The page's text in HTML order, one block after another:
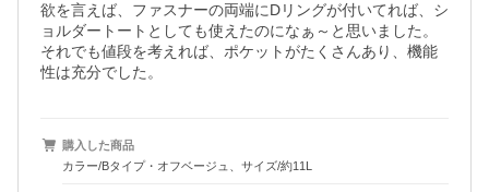
欲を言えば、ファスナーの両端にDリングが付いてれば、シ
ョルダートートとしても使えたのになぁ～と思いました。
それでも値段を考えれば、ポケットがたくさんあり、機能
性は充分でした。
購入した商品
カラー/Bタイプ・オフベージュ、サイズ/約11L